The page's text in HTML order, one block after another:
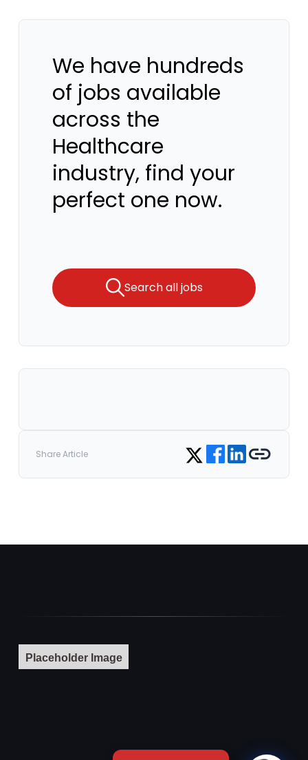
We have hundreds
of jobs available
across the
Healthcare
industry, find your
perfect one now.
Search all jobs
Share Article Share on Twitter
Share on Facebook
Share on LinkedIn
Copy link
Placeholder Image